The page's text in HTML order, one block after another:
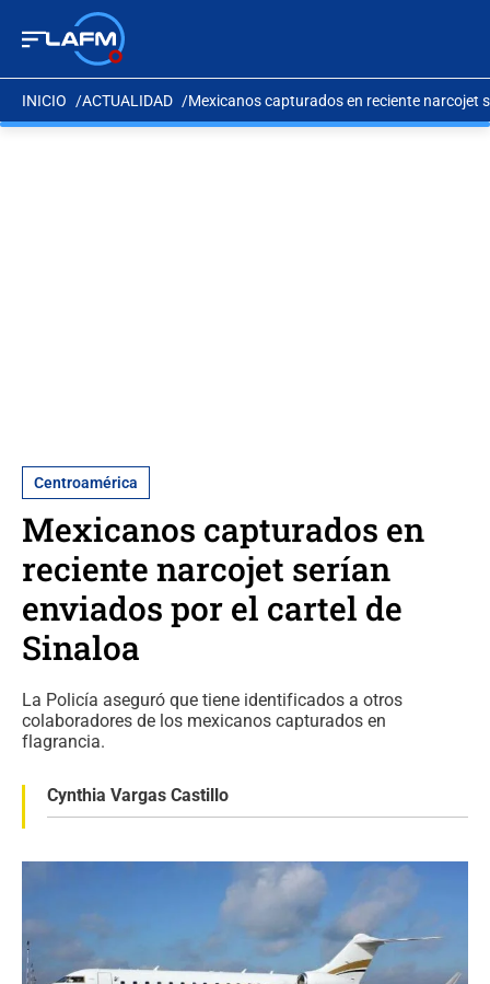
INICIO ACTUALIDAD Mexicanos capturados en reciente narcojet
Centroamérica
Mexicanos capturados en
reciente narcojet serían
enviados por el cartel de
Sinaloa
La Policía aseguró que tiene identificados a otros
colaboradores de los mexicanos capturados en
flagrancia.
Cynthia Vargas Castillo